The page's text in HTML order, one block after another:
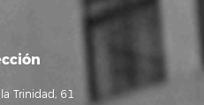
Trinidad, 61